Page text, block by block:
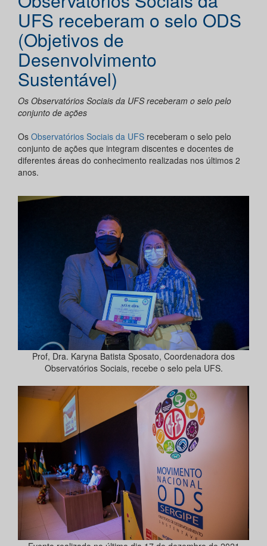
UFS receberam o selo ODS
(Objetivos de
Desenvolvimento
Sustentável)
Os Observatórios Sociais da UFS receberam o selo pelo
conjunto de ações
Os Observatórios Sociais da UFS receberam o selo pelo
conjunto de ações que integram discentes e docentes de
diferentes áreas do conhecimento realizadas nos últimos 2
anos.
Prof, Dra. Karyna Batista Sposato, Coordenadora dos
Observatórios Sociais, recebe o selo pela UFS.